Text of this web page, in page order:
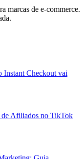
marcas de e-commerce.
Instant Checkout vai
de Afiliados no TikTok